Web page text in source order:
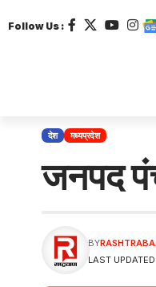
Follow Us :
देश मध्यप्रदेश
जनपद
LAST
BY